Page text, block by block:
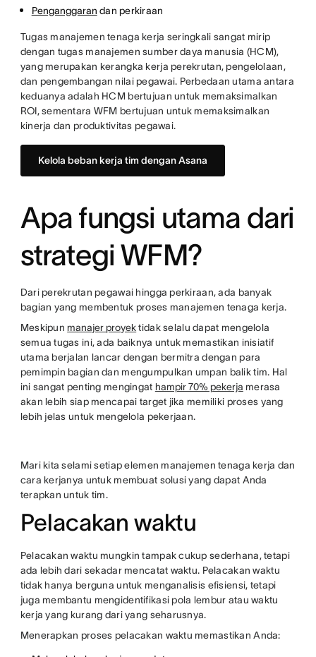
Penganggaran dan perkiraan
Tugas manajemen tenaga kerja seringkali sangat mirip
dengan tugas manajemen sumber daya manusia (HCM),
yang merupakan kerangka kerja perekrutan, pengelolaan,
dan pengembangan nilai pegawai. Perbedaan utama antara
keduanya adalah HCM bertujuan untuk memaksimalkan
ROI, sementara WFM bertujuan untuk memaksimalkan
kinerja dan produktivitas pegawai.
Kelola beban kerja tim dengan Asana
Apa fungsi utama dari
strategi WFM?
Dari perekrutan pegawai hingga perkiraan, ada banyak
bagian yang membentuk proses manajemen tenaga kerja.
Meskipun manajer proyektidak selalu dapat mengelola
semua tugas ini, ada baiknya untuk memastikan inisiatif
utama berjalan lancar dengan bermitra dengan para
pemimpin bagian dan mengumpulkan umpan balik tim. Hal
ini sangat penting mengingat hampir 70% pekerja merasa
akan lebih siap mencapai target jika memiliki proses yang
lebih jelas untuk mengelola pekerjaan.
Mari kita selami setiap elemen manajemen tenaga kerja dan
cara kerjanya untuk membuat solusi yang dapat Anda
terapkan untuk tim.
Pelacakan waktu
Pelacakan waktu mungkin tampak cukup sederhana, tetapi
ada lebih dari sekadar mencatat waktu. Pelacakan waktu
tidak hanya berguna untuk menganalisis efisiensi, tetapi
juga membantu mengidentifikasi pola lembur atau waktu
kerja yang kurang dari yang seharusnya.
Menerapkan proses pelacakan waktu memastikan Anda: